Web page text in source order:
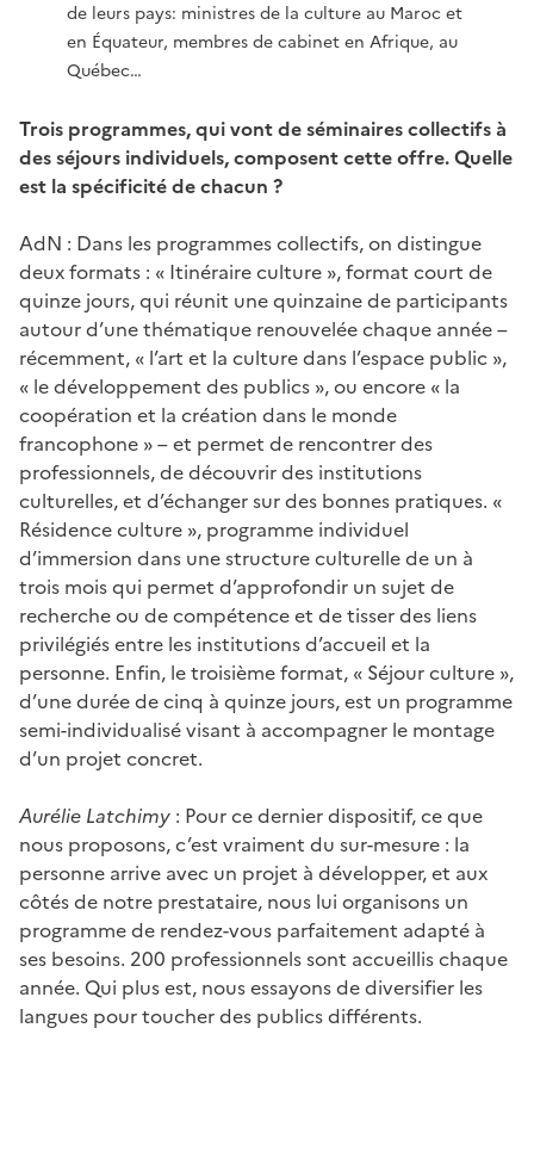
de leurs pays: ministres de la culture au Maroc et
en Équateur, membres de cabinet en Afrique, au
Québec…
Trois programmes, qui vont de séminaires collectifs à
des séjours individuels, composent cette offre. Quelle
est la spécificité de chacun ?
AdN : Dans les programmes collectifs, on distingue
deux formats : « Itinéraire culture », format court de
quinze jours, qui réunit une quinzaine de participants
autour d’une thématique renouvelée chaque année –
récemment, « l’art et la culture dans l’espace public »,
« le développement des publics », ou encore « la
coopération et la création dans le monde
francophone » – et permet de rencontrer des
professionnels, de découvrir des institutions
culturelles, et d’échanger sur des bonnes pratiques. «
Résidence culture », programme individuel
d’immersion dans une structure culturelle de un à
trois mois qui permet d’approfondir un sujet de
recherche ou de compétence et de tisser des liens
privilégiés entre les institutions d’accueil et la
personne. Enfin, le troisième format, « Séjour culture »,
d’une durée de cinq à quinze jours, est un programme
semi-individualisé visant à accompagner le montage
d’un projet concret.
Aurélie Latchimy : Pour ce dernier dispositif, ce que
nous proposons, c’est vraiment du sur-mesure : la
personne arrive avec un projet à développer, et aux
côtés de notre prestataire, nous lui organisons un
programme de rendez-vous parfaitement adapté à
ses besoins. 200 professionnels sont accueillis chaque
année. Qui plus est, nous essayons de diversifier les
langues pour toucher des publics différents.